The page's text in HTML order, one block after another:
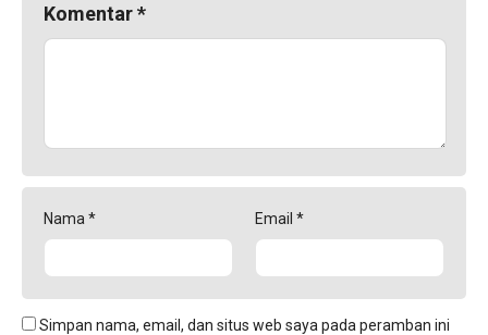
Komentar*
Nama * Email *
Simpan nama, email, dan situs web saya pada peramban ini